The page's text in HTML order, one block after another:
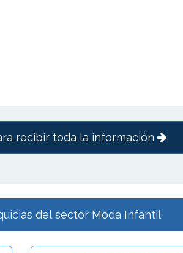
recibir toda la información
del sector Moda Infantil